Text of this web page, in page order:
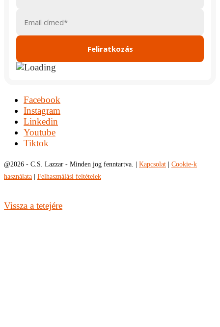
Facebook
Instagram
Linkedin
Youtube
Tiktok
@2026 - C.S. Lazzar - Minden jog fenntartva. | Kapcsolat
Cookie-k
használata
Felhasználási feltételek
Vissza a tetejére